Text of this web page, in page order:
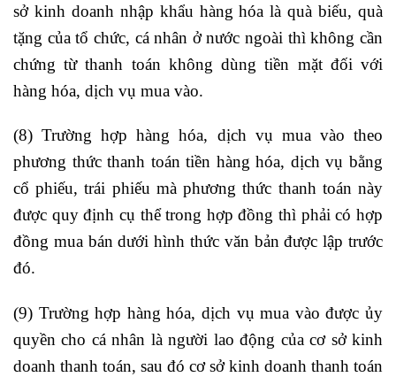
sở kinh doanh nhập khẩu hàng hóa là quà biếu, quà
tặng của tổ chức, cá nhân ở nước ngoài thì không cần
chứng từ thanh toán không dùng tiền mặt đối với
hàng hóa, dịch vụ mua vào.
(8) Trường hợp hàng hóa, dịch vụ mua vào theo
phương thức thanh toán tiền hàng hóa, dịch vụ bằng
cổ phiếu, trái phiếu mà phương thức thanh toán này
được quy định cụ thể trong hợp đồng thì phải có hợp
đồng mua bán dưới hình thức văn bản được lập trước
đó.
(9) Trường hợp hàng hóa, dịch vụ mua vào được ủy
quyền cho cá nhân là người lao động của cơ sở kinh
doanh thanh toán, sau đó cơ sở kinh doanh thanh toán